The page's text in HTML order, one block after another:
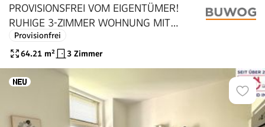
PROVISIONSFREI VOM EIGENTÜMER!
RUHIGE 3-ZIMMER WOHNUNG MIT
KÜCHE NÄHE U3 JOHNSTRASSE!
Provisionfrei
64.21 m² 3 Zimmer